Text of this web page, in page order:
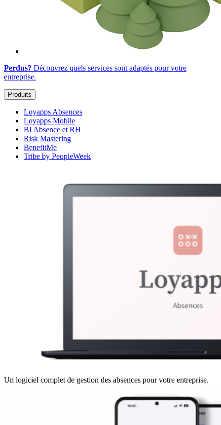
Perdus? Découvrez quels services sont adaptés pour votre
entreprise.
Produits
Loyapps Absences
Loyapps Mobile
BI Absence et RH
Risk Mastering
BenefitMe
Tribe by PeopleWeek
Un logiciel complet de gestion des absences pour votre entreprise.